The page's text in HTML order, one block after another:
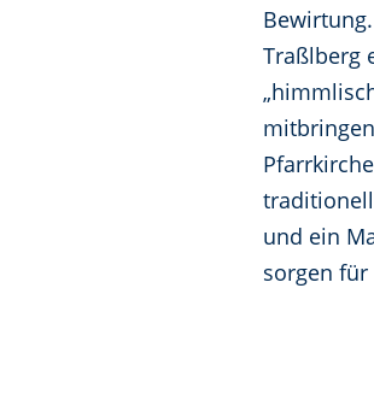
Traßlberg
und ein
sorgen